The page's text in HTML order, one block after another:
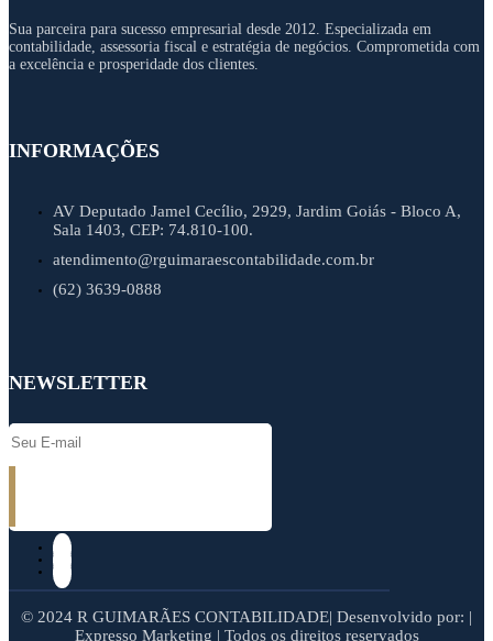
Sua parceira para sucesso empresarial desde 2012. Especializada em
contabilidade, assessoria fiscal e estratégia de negócios. Comprometida com
a excelência e prosperidade dos clientes.
INFORMAÇÕES
AV Deputado Jamel Cecílio, 2929, Jardim Goiás - Bloco A,
Sala 1403, CEP: 74.810-100.
atendimento@rguimaraescontabilidade.com.br
(62) 3639-0888
NEWSLETTER
© 2024 R GUIMARÃES CONTABILIDADE| Desenvolvido por: |
Expresso Marketing | Todos os direitos reservados